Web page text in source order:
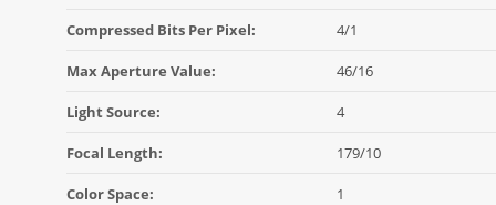
Compressed Bits Per Pixel: 4/1
Max Aperture Value: 46/16
Light Source: 4
Focal Length: 179/10
Color Space: 1